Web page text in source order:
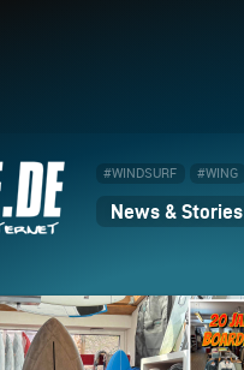
#WINDSURF #WING
News & Stories